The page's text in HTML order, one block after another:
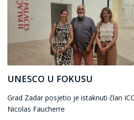
UNESCO U FOKUSU
Grad Zadar posjetio je istaknuti član
Nicolas Faucherre